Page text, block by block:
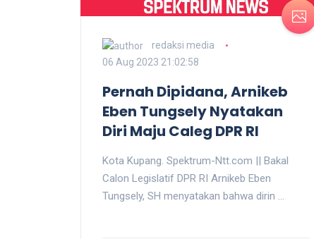
redaksi media
06 Aug 2023 21:02:58
Pernah Dipidana, Arnikeb
Eben Tungsely Nyatakan
Diri Maju Caleg DPR RI
Kota Kupang. Spektrum-Ntt.com || Bakal
Calon Legislatif DPR RI Arnikeb Eben
Tungsely, SH menyatakan bahwa dirin ...